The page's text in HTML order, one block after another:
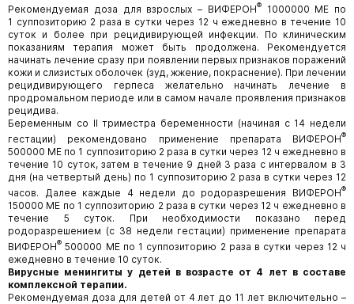
Рекомендуемая доза для взрослых – ВИФЕРОН®1000000 МЕ по
1 суппозиторию 2 раза в сутки через 12 ч ежедневно в течение 10
суток и более при рецидивирующей инфекции. По клиническим
показаниям терапия может быть продолжена. Рекомендуется
начинать лечение сразу при появлении первых признаков поражений
кожи и слизистых оболочек (зуд, жжение, покраснение). При лечении
рецидивирующего герпеса желательно начинать лечение в
продромальном периоде или в самом начале проявления признаков
рецидива.
Беременным со II триместра беременности (начиная с 14 недели
гестации) рекомендовано применение препарата ВИФЕРОН®
500000 МЕ по 1 суппозиторию 2 раза в сутки через 12 ч ежедневно в
течение 10 суток, затем в течение 9 дней 3 раза с интервалом в 3
дня (на четвертый день) по 1 суппозиторию 2 раза в сутки через 12
часов. Далее каждые 4 недели до родоразрешения ВИФЕРОН®
150000 МЕ по 1 суппозиторию 2 раза в сутки через 12 ч ежедневно в
течение 5 суток. При необходимости показано перед
родоразрешением (с 38 недели гестации) применение препарата
ВИФЕРОН® 500000 МЕ по 1 суппозиторию 2 раза в сутки через 12 ч
ежедневно в течение 10 суток.
Вирусные менингиты у детей в возрасте от 4 лет в составе
комплексной терапии.
Рекомендуемая доза для детей от 4 лет до 11 лет включительно –